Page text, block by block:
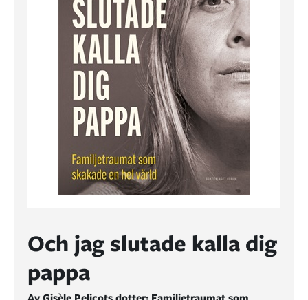
Och jag slutade kalla dig
pappa